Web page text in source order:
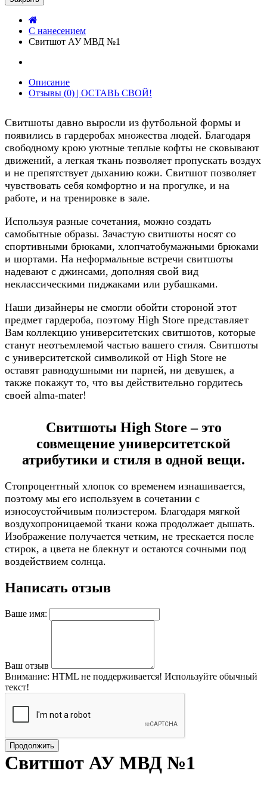
C нанесением
Свитшот АУ МВД №1
Описание
Отзывы (0) | ОСТАВЬ СВОЙ!
Свитшоты давно выросли из футбольной формы и
появились в гардеробах множества людей. Благодаря
свободному крою уютные теплые кофты не сковывают
движений, а легкая ткань позволяет пропускать воздух
и не препятствует дыханию кожи. Свитшот позволяет
чувствовать себя комфортно и на прогулке, и на
работе, и на тренировке в зале.
Используя разные сочетания, можно создать
самобытные образы. Зачастую свитшоты носят со
спортивными брюками, хлопчатобумажными брюками
и шортами. На неформальные встречи свитшоты
надевают с джинсами, дополняя свой вид
неклассическими пиджаками или рубашками.
Наши дизайнеры не смогли обойти стороной этот
предмет гардероба, поэтому High Store представляет
Вам коллекцию университетских свитшотов, которые
станут неотъемлемой частью вашего стиля. Свитшоты
с университетской символикой от High Store не
оставят равнодушными ни парней, ни девушек, а
также покажут то, что вы действительно гордитесь
своей alma-mater!
Свитшоты High Store – это
совмещение университетской
атрибутики и стиля в одной вещи.
Стопроцентный хлопок со временем изнашивается,
поэтому мы его используем в сочетании с
износоустойчивым полиэстером. Благодаря мягкой
воздухопроницаемой ткани кожа продолжает дышать.
Изображение получается четким, не трескается после
стирок, а цвета не блекнут и остаются сочными под
воздействием солнца.
Написать отзыв
Ваше имя:
Ваш отзыв
Внимание: HTML не поддерживается! Используйте обычный
текст!
Продолжить
Свитшот АУ МВД №1